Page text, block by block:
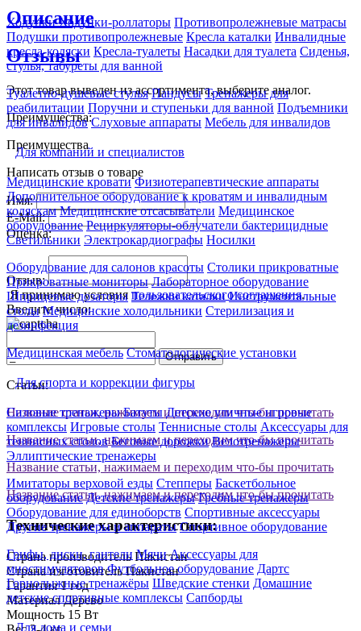
ХодункиХодунки-роллаторы Противопролежневые матрасы
Подушки противопролежневые Кресла каталки Инвалидные
кресла-коляски Кресла-туалеты Насадки для туалета Сиденья,
стулья, табуреты для ванной
Туалетно-душевые стулья Пандусы Тренажеры для
реабилитации Поручни и ступеньки для ванной Подъемники
для инвалидов Слуховые аппараты Мебель для инвалидов
Для компаний и специалистов
Медицинские кровати Физиотерапевтические аппараты
Дополнительное оборудование к кроватям и инвалидным
коляскам Медицинские отсасыватели Медицинское
оборудование Рециркуляторы-облучатели бактерицидные
Светильники Электрокардиографы Носилки
Оборудование для салонов красоты Столики прикроватные
Прикроватные мониторы Лабораторное оборудование
Шприцевые дозаторы Тележки каталки Инструментальные
столы Медицинские холодильники Стерилизация и
дезинфекция
Медицинская мебель Стоматологические установки
Для спорта и коррекции фигуры
Силовые тренажеры Батуты Детские уличные игровые
комплексы Игровые столы Теннисные столы Аксессуары для
теннисных столов Беговые дорожки Велотренажеры
Эллиптические тренажеры
Имитаторы верховой езды Степперы Баскетбольное
оборудование Детские тренажеры Гребные тренажеры
Оборудование для единоборств Спортивные аксессуары
Другие тренажеры и аппараты Спортивное оборудование
Грифы, диски, гантели Мячи Аксессуары для
миостимуляторов Футбольное оборудование Дартс
Горнолыжные тренажёры Шведские стенки Домашние
детские спортивные комплексы Сапборды
Для дома и семьи
Описание
Отзывы
Этот товар выведен из ассортимента,выберите аналог.
Преимущества:
Преимущества
Написать отзыв о товаре
Имя:
E-Mail:
Оценка:
Отзыв:
Я принимаю условия пользовательского соглашения.
Введите число:
Отправить
Статьи:
Название статьи, нажимаем и переходим что-бы прочитать
Название статьи, нажимаем и переходим что-бы прочитать
Название статьи, нажимаем и переходим что-бы прочитать
Название статьи, нажимаем и переходим что-бы прочитать
Технические характеристики:
Страна производитель Пакистан
Страна изготовитель Пакистан
Гарантия 1 год
Материал Дерево
Мощность 15 Вт